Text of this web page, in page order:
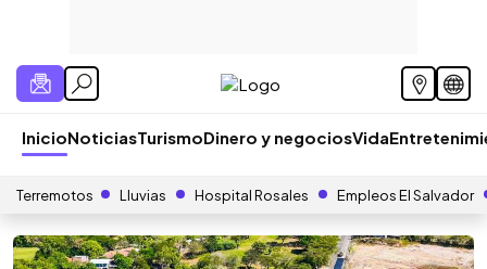
InicioNoticiasTurismoDinero y negociosVida
Terremotos Lluvias Hospital Rosales Empleos El Salvador